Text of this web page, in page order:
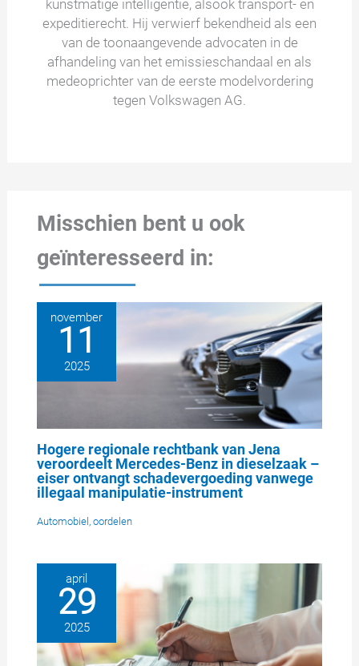
kunstmatige intelligentie, alsook transport- en
expeditierecht. Hij verwierf bekendheid als een
van de toonaangevende advocaten in de
afhandeling van het emissieschandaal en als
medeoprichter van de eerste modelvordering
tegen Volkswagen AG.
Misschien bent u ook
geïnteresseerd in:
november
11
2025
Hogere regionale rechtbank van Jena
veroordeelt Mercedes-Benz in dieselzaak –
eiser ontvangt schadevergoeding vanwege
illegaal manipulatie-instrument
Automobiel,oordelen
april
29
2025